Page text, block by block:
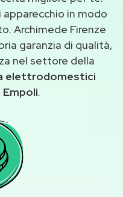
in modo
Archimede Firenze
garanzia di qualità,
nel settore della
elettrodomestici
.